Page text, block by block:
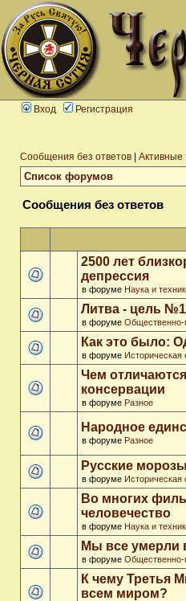
Вход Регистрация
Сообщения без ответов Активные
Список форумов
Сообщения без ответов
2500 лет
депрессия
в форуме Наука и
Литва - цель
в форуме Общественно-
Как это было:
в форуме Историческая
Чем
консервации
в форуме Разное
Народное
в форуме Разное
Русские
в форуме Историческая
Во многих
человечество
в форуме Наука и
Мы все умерли
в форуме Общественно-
К чему Третья
всем миром?